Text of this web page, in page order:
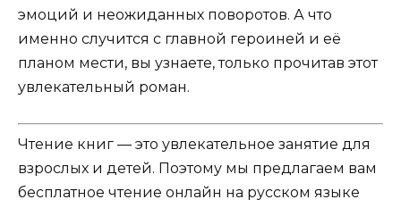
эмоций и неожиданных поворотов. А что
именно случится с главной героиней и её
планом мести, вы узнаете, только прочитав этот
увлекательный роман.
Чтение книг — это увлекательное занятие для
взрослых и детей. Поэтому мы предлагаем вам
бесплатное чтение онлайн на русском языке